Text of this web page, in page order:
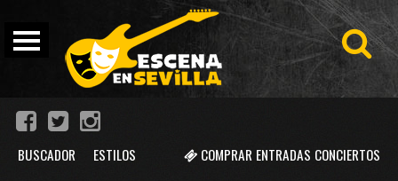
COMPRAR ENTRADAS CONCIERTOS
BUSCADOR ESTILOS